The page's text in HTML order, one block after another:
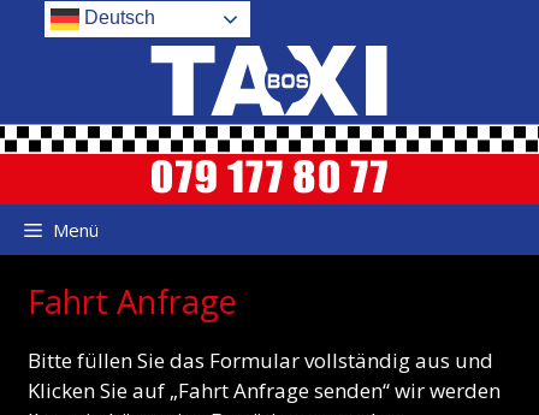
Inhalt
Menü
Fahrt Anfrage
Bitte füllen Sie das Formular vollständig aus und
Klicken Sie auf „Fahrt Anfrage senden“ wir werden
Deutsch